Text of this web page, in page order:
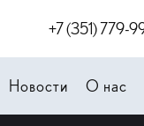
+7 (351) 779-
Новости О нас